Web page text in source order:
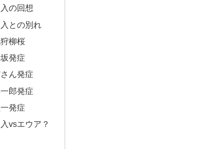
の回想
との別れ
柳桜
発症
ん発症
郎発症
発症
vsエウア？